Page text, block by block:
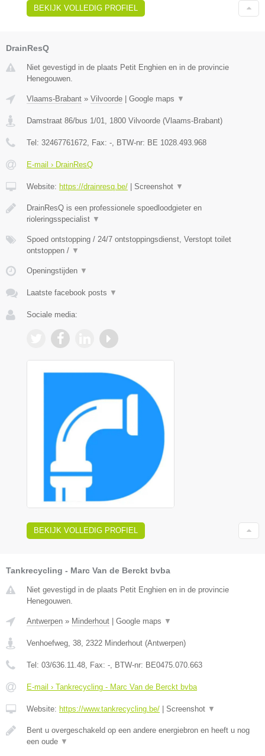
BEKIJK VOLLEDIG PROFIEL
DrainResQ
Niet gevestigd in de plaats Petit Enghien en in de provincie
Henegouwen.
Vlaams-Brabant » Vilvoorde | Google maps ▼
Damstraat 86/bus 1/01 1800 Vilvoorde (Vlaams-Brabant)
Tel: 32467761672 , Fax: - , BTW-nr: BE 1028.493.968
E-mail › DrainResQ
Website: https://drainresq.be/ | Screenshot ▼
DrainResQ is een professionele spoedloodgieter en
rioleringsspecialist ▼
Spoed ontstopping / 24/7 ontstoppingsdienst, Verstopt toilet
ontstoppen / ▼
Openingstijden ▼
Laatste facebook posts ▼
Sociale media:
BEKIJK VOLLEDIG PROFIEL
Tankrecycling - Marc Van de Berckt bvba
Niet gevestigd in de plaats Petit Enghien en in de provincie
Henegouwen.
Antwerpen » Minderhout | Google maps ▼
Venhoefweg, 38 2322 Minderhout (Antwerpen)
Tel: 03/636.11.48 , Fax: - , BTW-nr: BE0475.070.663
E-mail › Tankrecycling - Marc Van de Berckt bvba
Website: https://www.tankrecycling.be/ | Screenshot ▼
Bent u overgeschakeld op een andere energiebron en heeft u nog
een oude ▼